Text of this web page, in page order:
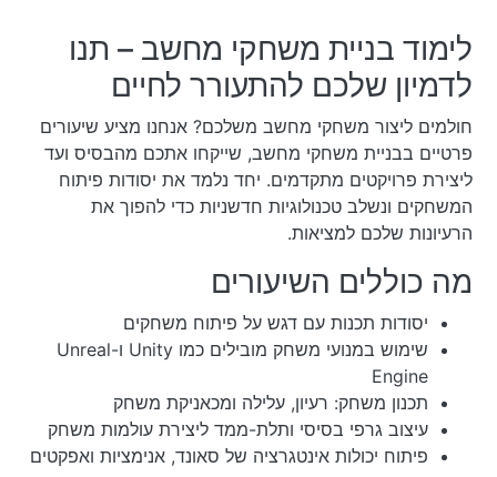
לימוד בניית משחקי מחשב – תנו
לדמיון שלכם להתעורר לחיים
חולמים ליצור משחקי מחשב משלכם? אנחנו מציע שיעורים
פרטיים בבניית משחקי מחשב, שייקחו אתכם מהבסיס ועד
ליצירת פרויקטים מתקדמים. יחד נלמד את יסודות פיתוח
המשחקים ונשלב טכנולוגיות חדשניות כדי להפוך את
הרעיונות שלכם למציאות.
מה כוללים השיעורים
יסודות תכנות עם דגש על פיתוח משחקים
שימוש במנועי משחק מובילים כמו Unity ו-Unreal
Engine
תכנון משחק: רעיון, עלילה ומכאניקת משחק
עיצוב גרפי בסיסי ותלת-ממד ליצירת עולמות משחק
פיתוח יכולות אינטגרציה של סאונד, אנימציות ואפקטים